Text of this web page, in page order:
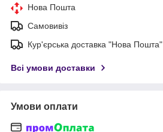
Нова Пошта
Самовивіз
Кур'єрська доставка "Нова Пошта"
Всі умови доставки
Умови оплати